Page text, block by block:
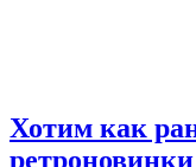
Хотим как
ретроновинки